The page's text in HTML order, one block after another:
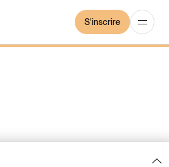
S'inscrire